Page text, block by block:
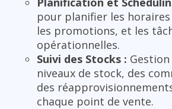
pour planifier les
les promotions, et les
opérationnelles.
Suivi des Stocks : Gestion
niveaux de stock, des
des
chaque point de vente.